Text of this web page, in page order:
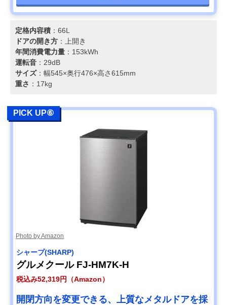
定格内容積 ：66L
ドアの開き方 ：上開き
年間消費電力量 ：153kWh
運転音 ：29dB
サイズ：幅545×奥行476×高さ615mm
重さ ：17kg
PICK UP⑥
Photo by Amazon
シャープ(SHARP)
グルメクール FJ-HM7K-H
税込み52,319円（Amazon）
開閉方向を変更できる、上質なメタルドアを採